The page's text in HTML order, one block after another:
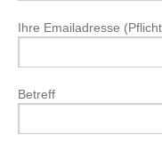
Ihre Emailadresse
Betreff